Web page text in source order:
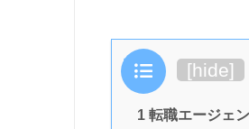
目次 [hide]
1 転職エージェ